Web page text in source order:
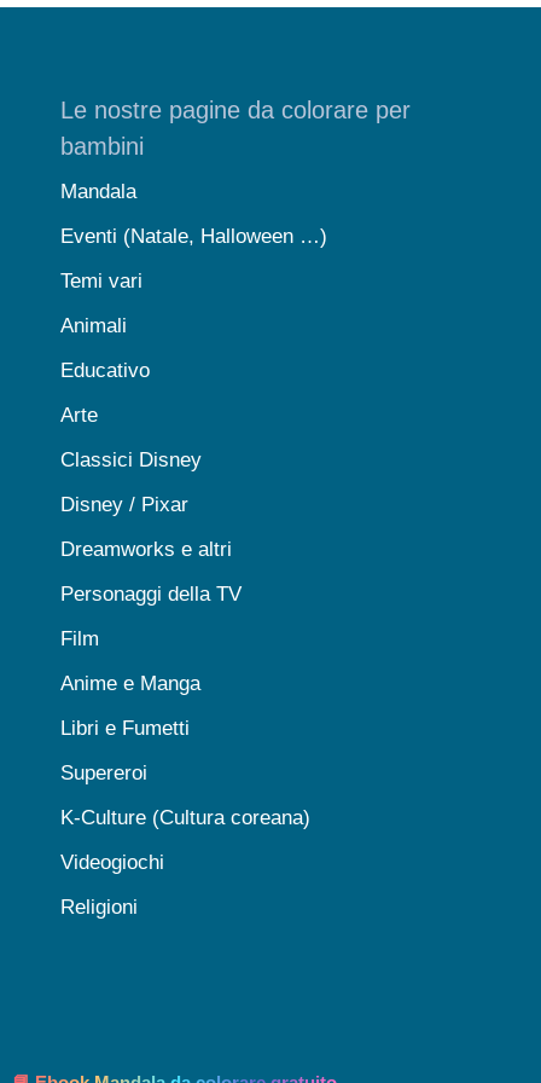
Le nostre pagine da colorare per
bambini
Mandala
Eventi (Natale, Halloween …)
Temi vari
Animali
Educativo
Arte
Classici Disney
Disney / Pixar
Dreamworks e altri
Personaggi della TV
Film
Anime e Manga
Libri e Fumetti
Supereroi
K-Culture (Cultura coreana)
Videogiochi
Religioni